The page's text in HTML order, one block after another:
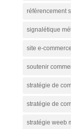
référencement
signalétique
site e-commerce
soutenir
stratégie de
stratégie de
stratégie weeb